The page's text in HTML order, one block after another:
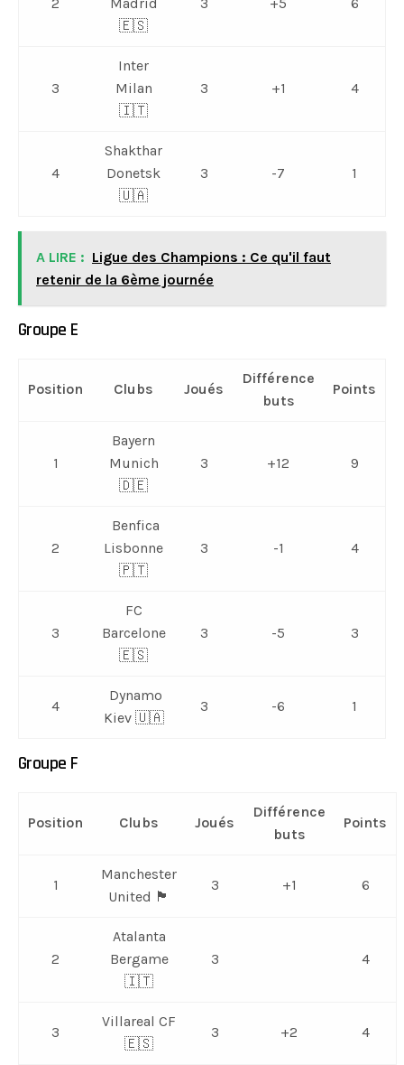
🇪🇸
3
Inter
Milan
🇮🇹
3 +1 4
4
Shakthar
Donetsk
🇺🇦
3 -7 1
A LIRE : Ligue des Champions : Ce qu'il faut
retenir de la 6ème journée
Groupe E
Position Clubs Joués
Différence
buts
Points
1
Bayern
Munich
🇩🇪
3 +12 9
2
Benfica
Lisbonne
🇵🇹
3 -1 4
3
FC
Barcelone
🇪🇸
3 -5 3
4
Dynamo
Kiev 🇺🇦
3 -6 1
Groupe F
Position Clubs Joués
Différence
buts
Points
1
Manchester
United 🏴󠁧󠁢󠁥󠁮󠁧󠁿
3 +1 6
2
Atalanta
Bergame
🇮🇹
3 4
3
Villareal CF
🇪🇸
3 +2 4